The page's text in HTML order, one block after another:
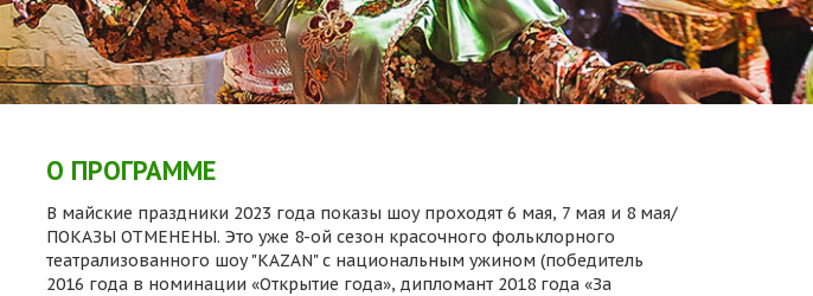
О ПРОГРАММЕ
В майские праздники 2023 года показы шоу проходят 6 мая, 7 мая и 8 мая/
ПОКАЗЫ ОТМЕНЕНЫ. Это уже 8-ой сезон красочного фольклорного
театрализованного шоу "KAZAN" с национальным ужином (победитель
2016 года в номинации «Открытие года», дипломант 2018 года «За